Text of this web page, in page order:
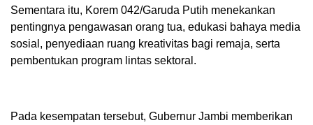
Sementara itu, Korem 042/Garuda Putih menekankan
pentingnya pengawasan orang tua, edukasi bahaya media
sosial, penyediaan ruang kreativitas bagi remaja, serta
pembentukan program lintas sektoral.
Pada kesempatan tersebut, Gubernur Jambi memberikan